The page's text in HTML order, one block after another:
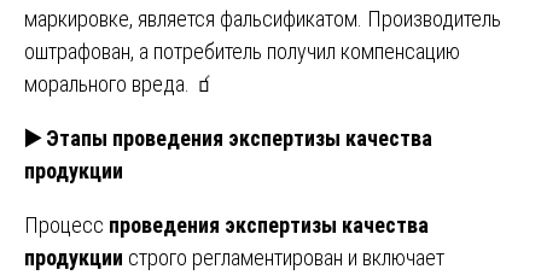
маркировке, является фальсификатом. Производитель
оштрафован, а потребитель получил компенсацию
морального вреда. 🧃
▶️Этапы проведения экспертизы качества
продукции
Процесс проведения экспертизы качества
продукции строго регламентирован и включает